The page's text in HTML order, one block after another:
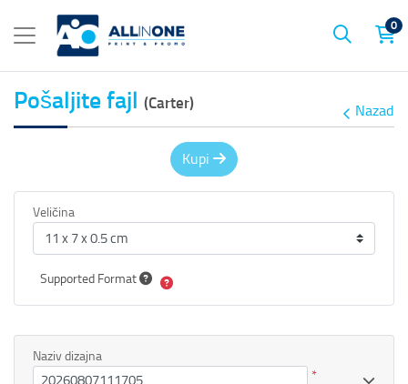
0
Pošaljite fajl (Carter) Nazad
Kupi
Veličina
Supported Format
Naziv dizajna
*